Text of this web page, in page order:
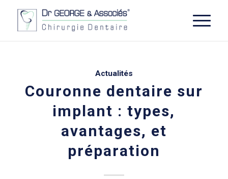
Actualités
Couronne dentaire sur
implant : types,
avantages, et
préparation